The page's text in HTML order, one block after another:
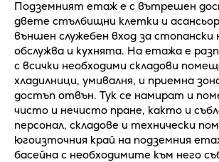
Подземният етаж е с вътрешен
двете стълбищни клетки и
външен служебен вход за стопански
обслужва и кухнята. На етажа е
с всички необходими складови
хладилници, умивалня, и приемна
достъп отвън. Тук се намират и
чисто и нечисто пране, както и
персонал, складове и технически
югоизточния край на подземния
басейна с необходимите към него